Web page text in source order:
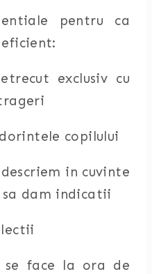
pentru ca
exclusiv cu
copilului
in cuvinte
sa dam indicatii
se face la ora de